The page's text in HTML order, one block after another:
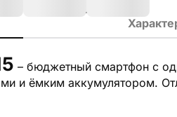
– бюджетный смартфон с
и ёмким аккумулятором.